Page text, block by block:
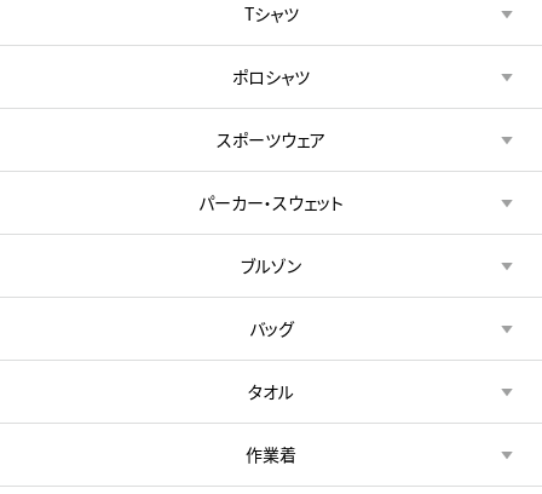
Tシャツ
ポロシャツ
スポーツウェア
パーカー・スウェット
ブルゾン
バッグ
タオル
作業着